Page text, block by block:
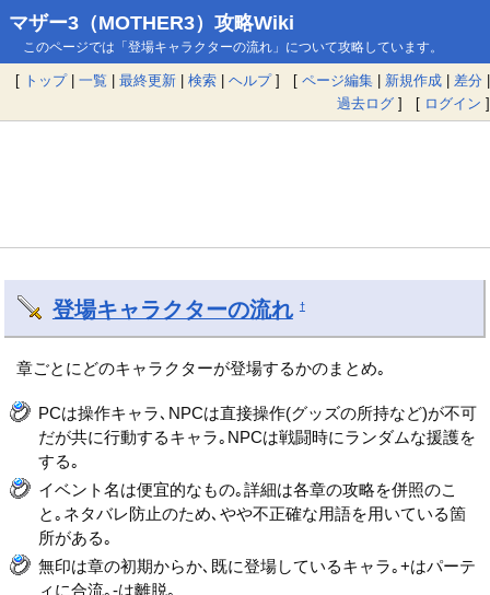
マザー3（MOTHER3）攻略Wiki
このページでは「登場キャラクターの流れ」について攻略しています。
[ トップ| 一覧 | 最終更新 | 検索 | ヘルプ] [ ページ編集 | 新規作成 | 差分 |
過去ログ ] [ ログイン ]
登場キャラクターの流れ †
章ごとにどのキャラクターが登場するかのまとめ｡
PCは操作キャラ､NPCは直接操作(グッズの所持など)が不可
だが共に行動するキャラ｡NPCは戦闘時にランダムな援護を
する｡
イベント名は便宜的なもの｡詳細は各章の攻略を併照のこ
と｡ネタバレ防止のため､やや不正確な用語を用いている箇
所がある｡
無印は章の初期からか､既に登場しているキャラ｡+はパーテ
ィに合流｡-は離脱｡